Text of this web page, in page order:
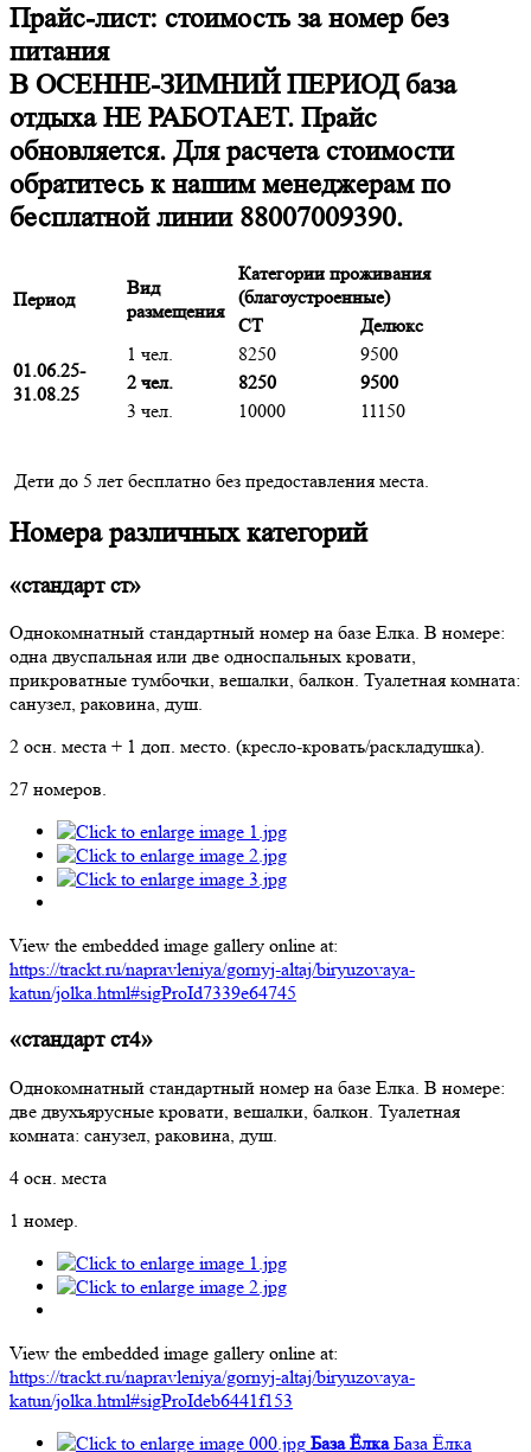
Прайс-лист: стоимость за номер без
питания
В ОСЕННЕ-ЗИМНИЙ ПЕРИОД база
отдыха НЕ РАБОТАЕТ. Прайс
обновляется. Для расчета стоимости
обратитесь к нашим менеджерам по
бесплатной линии 88007009390.
Период
Вид
размещения
Категории проживания
(благоустроенные)
СТ
Делюкс
01.06.25-
31.08.25
1 чел. 8250
9500
2 чел.
8250
9500
3 чел.
10000 11150
Дети до 5 лет бесплатно без предоставления места.
Номера различных категорий
«стандарт ст»
Однокомнатный стандартный номер на базе Елка. В номере:
одна двуспальная или две односпальных кровати,
прикроватные тумбочки, вешалки, балкон. Туалетная комната:
санузел, раковина, душ.
2 осн. места + 1 доп. место. (кресло-кровать/раскладушка).
27 номеров.
View the embedded image gallery online at:
https://trackt.ru/napravleniya/gornyj-altaj/biryuzovaya-
katun/jolka.html#sigProId7339e64745
«стандарт ст4»
Однокомнатный стандартный номер на базе Елка. В номере:
две двухъярусные кровати, вешалки, балкон. Туалетная
комната: санузел, раковина, душ.
4 осн. места
1 номер.
View the embedded image gallery online at:
https://trackt.ru/napravleniya/gornyj-altaj/biryuzovaya-
katun/jolka.html#sigProIdeb6441f153
База Ёлка База Ёлка